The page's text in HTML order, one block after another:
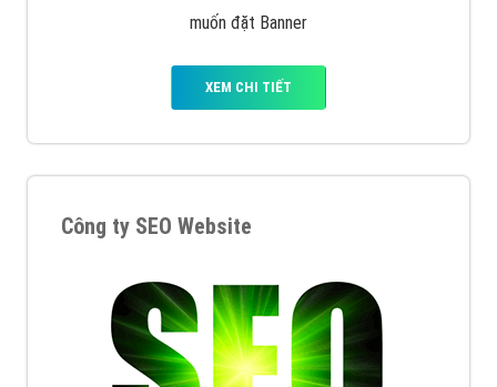
muốn đặt Banner
XEM CHI TIẾT
Công ty SEO Website